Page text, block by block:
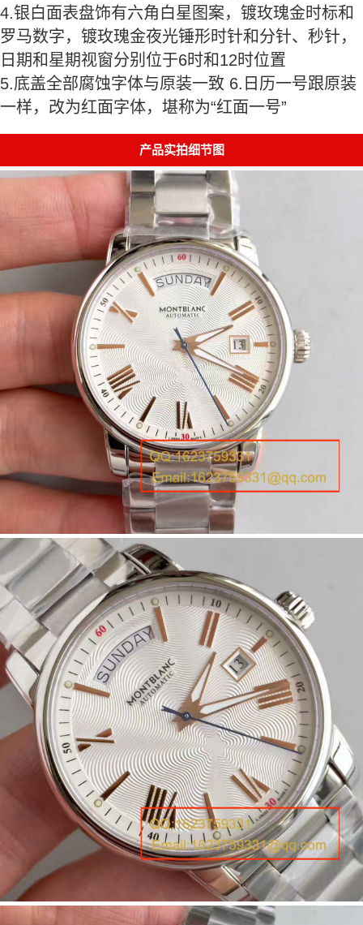
4.银白面表盘饰有六角白星图案，镀玫瑰金时标和
罗马数字，镀玫瑰金夜光锤形时针和分针、秒针，
日期和星期视窗分别位于6时和12时位置
5.底盖全部腐蚀字体与原装一致 6.日历一号跟原装
一样，改为红面字体，堪称为“红面一号”
产品实拍细节图